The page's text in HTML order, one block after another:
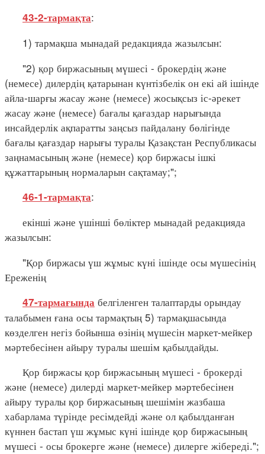
43-2-тармақта:
1) тармақша мынадай редакцияда жазылсын:
"2) қор биржасының мүшесі - брокердің және
(немесе) дилердің қатарынан күнтізбелік он екі ай ішінде
айла-шарғы жасау және (немесе) жосықсыз іс-әрекет
жасау және (немесе) бағалы қағаздар нарығында
инсайдерлік ақпаратты заңсыз пайдалану бөлігінде
бағалы қағаздар нарығы туралы Қазақстан Республикасы
заңнамасының және (немесе) қор биржасы ішкі
құжаттарының нормаларын сақтамау;";
46-1-тармақта:
екінші және үшінші бөліктер мынадай редакцияда
жазылсын:
"Қор биржасы үш жұмыс күні ішінде осы мүшесінің
Ереженің
47-тармағында белгіленген талаптарды орындау
талабымен ғана осы тармақтың 5) тармақшасында
көзделген негіз бойынша өзінің мүшесін маркет-мейкер
мәртебесінен айыру туралы шешім қабылдайды.
Қор биржасы қор биржасының мүшесі - брокерді
және (немесе) дилерді маркет-мейкер мәртебесінен
айыру туралы қор биржасының шешімін жазбаша
хабарлама түрінде ресімдейді және ол қабылданған
күннен бастап үш жұмыс күні ішінде қор биржасының
мүшесі - осы брокерге және (немесе) дилерге жібереді.";